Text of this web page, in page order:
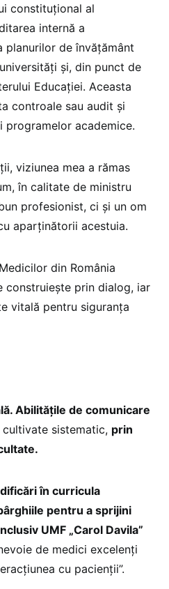
constituțional al
internă a
de învățământ
și, din punct de
Educației. Aceasta
controale sau audit și
programelor academice.
viziunea mea a rămas
în calitate de ministru
profesionist, ci și un om
aparținătorii acestuia.
din România
construiește prin dialog, iar
vitală pentru siguranța
Abilitățile de comunicare
sistematic, prin
în curricula
pentru a sprijini
UMF „Carol Davila”
de medici excelenți
cu pacienții”.